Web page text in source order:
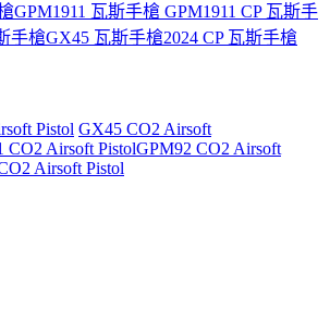
GPM1911 瓦斯手槍 GPM1911 CP 瓦斯手
手槍GX45 瓦斯手槍2024 CP 瓦斯手槍
Pistol GX45 CO2 Airsoft
CO2 Airsoft PistolGPM92 CO2 Airsoft
Airsoft Pistol